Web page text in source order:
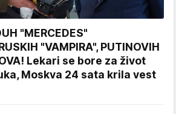
"MERCEDES"
"VAMPIRA", PUTINOVIH
Lekari se bore za život
Moskva 24 sata krila vest